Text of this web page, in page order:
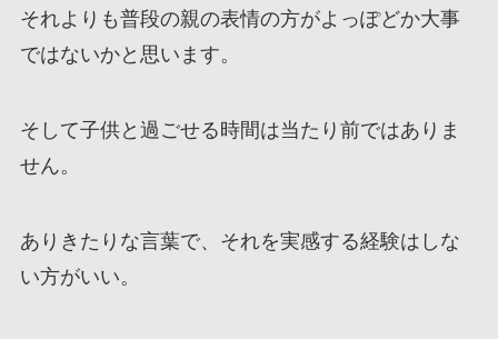
それよりも普段の親の表情の方がよっぽどか大事
ではないかと思います。
そして子供と過ごせる時間は当たり前ではありま
せん。
ありきたりな言葉で、それを実感する経験はしな
い方がいい。